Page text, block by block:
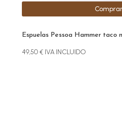
Espuelas Pessoa Hammer taco
49,50€ IVA INCLUIDO
Comprar